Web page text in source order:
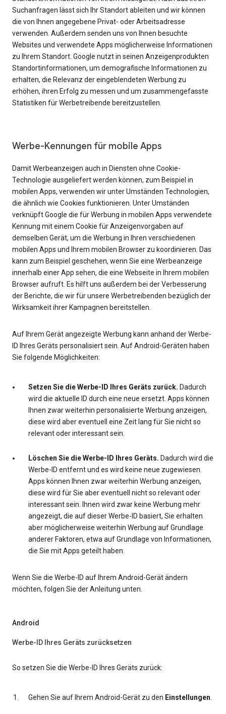
Suchanfragen lässt sich Ihr Standort ableiten und wir können
die von Ihnen angegebene Privat- oder Arbeitsadresse
verwenden. Außerdem senden uns von Ihnen besuchte
Websites und verwendete Apps möglicherweise Informationen
zu Ihrem Standort. Google nutzt in seinen Anzeigenprodukten
Standortinformationen, um demografische Informationen zu
erhalten, die Relevanz der eingeblendeten Werbung zu
erhöhen, ihren Erfolg zu messen und um zusammengefasste
Statistiken für Werbetreibende bereitzustellen.
Werbe-Kennungen für mobile Apps
Damit Werbeanzeigen auch in Diensten ohne Cookie-
Technologie ausgeliefert werden können, zum Beispiel in
mobilen Apps, verwenden wir unter Umständen Technologien,
die ähnlich wie Cookies funktionieren. Unter Umständen
verknüpft Google die für Werbung in mobilen Apps verwendete
Kennung mit einem Cookie für Anzeigenvorgaben auf
demselben Gerät, um die Werbung in Ihren verschiedenen
mobilen Apps und Ihrem mobilen Browser zu koordinieren. Das
kann zum Beispiel geschehen, wenn Sie eine Werbeanzeige
innerhalb einer App sehen, die eine Webseite in Ihrem mobilen
Browser aufruft. Es hilft uns außerdem bei der Verbesserung
der Berichte, die wir für unsere Werbetreibenden bezüglich der
Wirksamkeit ihrer Kampagnen bereitstellen.
Auf Ihrem Gerät angezeigte Werbung kann anhand der Werbe-
ID Ihres Geräts personalisiert sein. Auf Android-Geräten haben
Sie folgende Möglichkeiten:
Setzen Sie die Werbe-ID Ihres Geräts zurück. Dadurch
wird die aktuelle ID durch eine neue ersetzt. Apps können
Ihnen zwar weiterhin personalisierte Werbung anzeigen,
diese wird aber eventuell eine Zeit lang für Sie nicht so
relevant oder interessant sein.
Löschen Sie die Werbe-ID Ihres Geräts. Dadurch wird die
Werbe-ID entfernt und es wird keine neue zugewiesen.
Apps können Ihnen zwar weiterhin Werbung anzeigen,
diese wird für Sie aber eventuell nicht so relevant oder
interessant sein. Ihnen wird zwar keine Werbung mehr
angezeigt, die auf dieser Werbe-ID basiert, Sie erhalten
aber möglicherweise weiterhin Werbung auf Grundlage
anderer Faktoren, etwa auf Grundlage von Informationen,
die Sie mit Apps geteilt haben.
Wenn Sie die Werbe-ID auf Ihrem Android-Gerät ändern
möchten, folgen Sie der Anleitung unten.
Android
Werbe-ID Ihres Geräts zurücksetzen
So setzen Sie die Werbe-ID Ihres Geräts zurück:
Gehen Sie auf Ihrem Android-Gerät zu den Einstellungen.